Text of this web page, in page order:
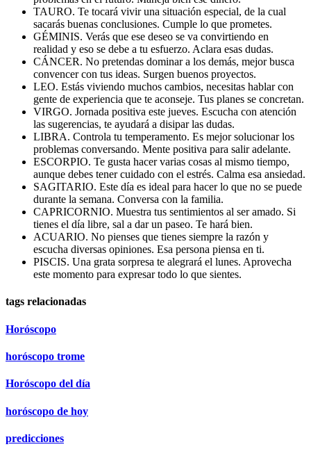
TAURO. Te tocará vivir una situación especial, de la cual
sacarás buenas conclusiones. Cumple lo que prometes.
GÉMINIS. Verás que ese deseo se va convirtiendo en
realidad y eso se debe a tu esfuerzo. Aclara esas dudas.
CÁNCER. No pretendas dominar a los demás, mejor busca
convencer con tus ideas. Surgen buenos proyectos.
LEO. Estás viviendo muchos cambios, necesitas hablar con
gente de experiencia que te aconseje. Tus planes se concretan.
VIRGO. Jornada positiva este jueves. Escucha con atención
las sugerencias, te ayudará a disipar las dudas.
LIBRA. Controla tu temperamento. Es mejor solucionar los
problemas conversando. Mente positiva para salir adelante.
ESCORPIO. Te gusta hacer varias cosas al mismo tiempo,
aunque debes tener cuidado con el estrés. Calma esa ansiedad.
SAGITARIO. Este día es ideal para hacer lo que no se puede
durante la semana. Conversa con la familia.
CAPRICORNIO. Muestra tus sentimientos al ser amado. Si
tienes el día libre, sal a dar un paseo. Te hará bien.
ACUARIO. No pienses que tienes siempre la razón y
escucha diversas opiniones. Esa persona piensa en ti.
PISCIS. Una grata sorpresa te alegrará el lunes. Aprovecha
este momento para expresar todo lo que sientes.
tags relacionadas
Horóscopo
horóscopo trome
Horóscopo del día
horóscopo de hoy
predicciones